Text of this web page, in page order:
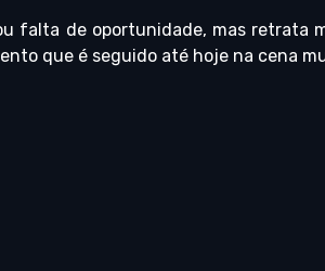
falta de oportunidade, mas retrata
que é seguido até hoje na cena